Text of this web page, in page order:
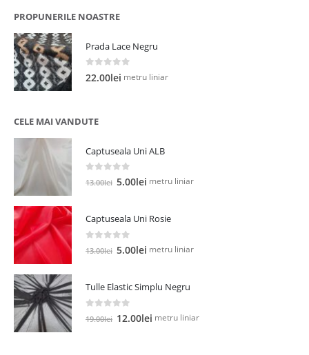
PROPUNERILE NOASTRE
Prada Lace Negru
0 out of 5
22.00lei metru liniar
CELE MAI VANDUTE
Captuseala Uni ALB
out of 5
13.00lei Prețul
fost:
13.00lei.
5.00lei Prețul
5.00lei.
metru liniar
Captuseala Uni Rosie
out of 5
13.00lei Prețul
fost:
13.00lei.
5.00lei Prețul
5.00lei.
metru liniar
Tulle Elastic Simplu Negru
out of 5
19.00lei Prețul
12.00lei Prețul
metru liniar